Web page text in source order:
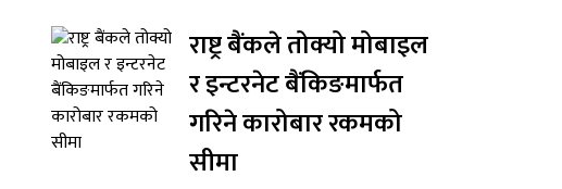
राष्ट्र बैंकले तोक्यो मोबाइल
र इन्टरनेट बैंकिङमार्फत
गरिने कारोबार रकमको
सीमा